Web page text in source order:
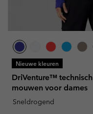
Nieuwe kleuren
DriVenture™
mouwen voor dames
Sneldrogend